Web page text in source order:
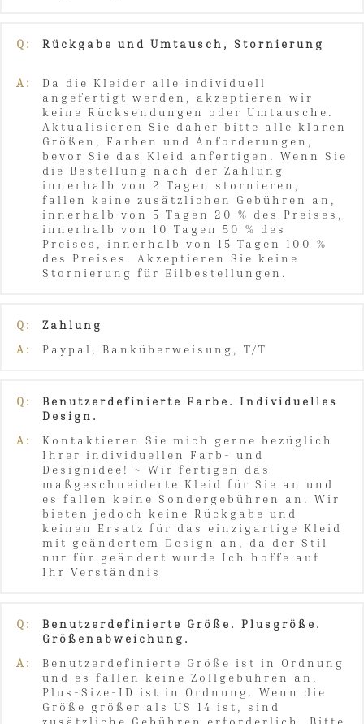
Q: Rückgabe und Umtausch, Stornierung
A:
Da die Kleider alle individuell
angefertigt werden, akzeptieren wir
keine Rücksendungen oder Umtausche.
Aktualisieren Sie daher bitte alle klaren
Größen, Farben und Anforderungen,
bevor Sie das Kleid anfertigen. Wenn Sie
die Bestellung nach der Zahlung
innerhalb von 2 Tagen stornieren,
fallen keine zusätzlichen Gebühren an,
innerhalb von 5 Tagen 20 % des Preises,
innerhalb von 10 Tagen 50 % des
Preises, innerhalb von 15 Tagen 100 %
des Preises. Akzeptieren Sie keine
Stornierung für Eilbestellungen.
Q:
Zahlung
A:
Paypal, Banküberweisung, T/T
Q:
Benutzerdefinierte Farbe. Individuelles
Design.
A:
Kontaktieren Sie mich gerne bezüglich
Ihrer individuellen Farb- und
Designidee! ~ Wir fertigen das
maßgeschneiderte Kleid für Sie an und
es fallen keine Sondergebühren an. Wir
bieten jedoch keine Rückgabe und
keinen Ersatz für das einzigartige Kleid
mit geändertem Design an, da der Stil
nur für geändert wurde Ich hoffe auf
Ihr Verständnis
Q:
Benutzerdefinierte Größe. Plusgröße.
Größenabweichung.
A:
Benutzerdefinierte Größe ist in Ordnung
und es fallen keine Zollgebühren an.
Plus-Size-ID ist in Ordnung. Wenn die
Größe größer als US 14 ist, sind